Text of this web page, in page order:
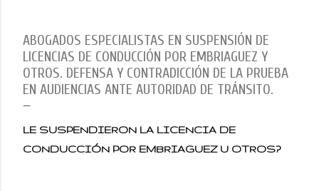
ABOGADOS ESPECIALISTAS EN SUSPENSIÓN DE
LICENCIAS DE CONDUCCIÓN POR EMBRIAGUEZ Y
OTROS. DEFENSA Y CONTRADICCIÓN DE LA PRUEBA
EN AUDIENCIAS ANTE AUTORIDAD DE TRÁNSITO.
LE SUSPENDIERON LA LICENCIA DE
CONDUCCIÓN POR EMBRIAGUEZ U OTROS?